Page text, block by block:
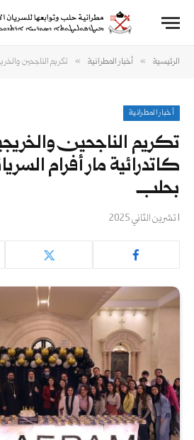
الرئيسية » أخبار المطرانية » تكريم الناجحين والخريجين في
أخبار المطرانية
تكريم الناجحين
كاتدرائية مار أفرام
بحلب
1 تشرين الثاني 2025